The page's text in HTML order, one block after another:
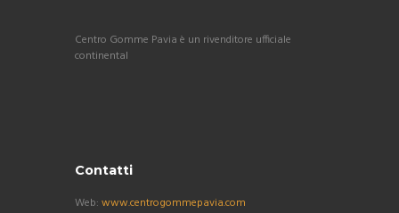
Centro Gomme Pavia è un rivenditore ufficiale
continental
Contatti
Web: www.centrogommepavia.com